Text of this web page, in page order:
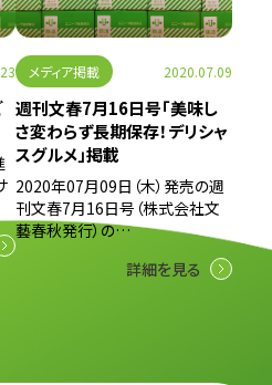
メディア掲載 2020.07.09
週刊文春7月16日号「美味し
さ変わらず長期保存！デリシャ
スグルメ」掲載
2020年07月09日（木）発売の週
刊文春7月16日号（株式会社文
藝春秋発行）の…
詳細を見る